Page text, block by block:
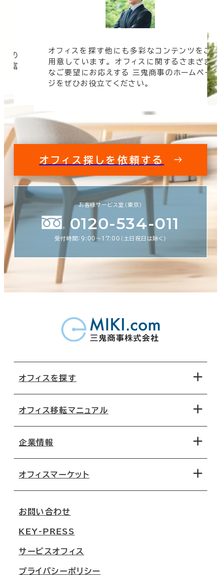
の
豊富
オフィスを探す他にも多彩なコンテンツをご
用意しています。 オフィスに関するさまざま
なご要望にお応えする 三鬼商事のホームペー
ジをぜひお役立てください。
オフィス探しを依頼する
お客様サービス室（東京）
0120-534-011
受付時間：9:00〜17:00（土日祝日は除く）
オフィスを探す
地図から探す
路線・駅から探す
オフィス移転マニュアル
移転コストシミュレーション
移転スケジュール
オフィス移転Q&A
企業情報
オフィスマーケット
大阪
名古屋
お問い合わせ
KEY-PRESS
サービスオフィス
プライバシーポリシー